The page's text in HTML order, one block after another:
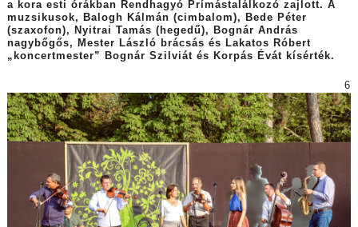
a kora esti órákban Rendhagyó Prímástalálkozó zajlott. A
muzsikusok, Balogh Kálmán (cimbalom), Bede Péter
(szaxofon), Nyitrai Tamás (hegedű), Bognár András
nagybőgős, Mester László brácsás és Lakatos Róbert
„koncertmester” Bognár Szilviát és Korpás Évát kísérték.
6